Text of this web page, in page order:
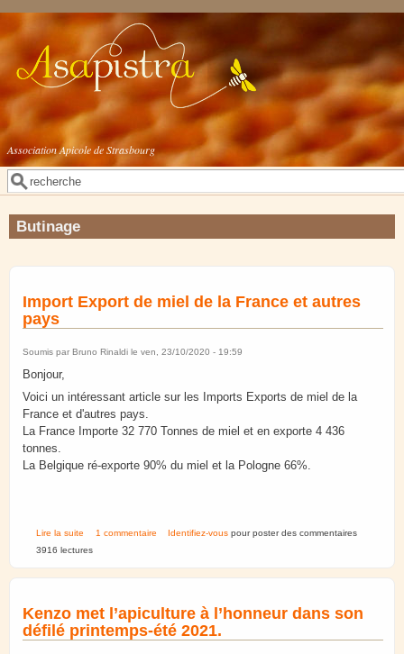
Aller au contenu principal
Association Apicole de Strasbourg
Formulaire de recherche
Rechercher
Butinage
Import Export de miel de la France et autres
pays
Soumis par Bruno Rinaldi le ven, 23/10/2020 - 19:59
Bonjour,
Voici un intéressant article sur les Imports Exports de miel de la
France et d'autres pays.
La France Importe 32 770 Tonnes de miel et en exporte 4 436
tonnes.
La Belgique ré-exporte 90% du miel et la Pologne 66%.
Lire la suite de Import Export de miel de la France et autres pays
1 commentaire Identifiez-vous pour poster des commentaires
3916 lectures
Kenzo met l’apiculture à l’honneur dans son
défilé printemps-été 2021.